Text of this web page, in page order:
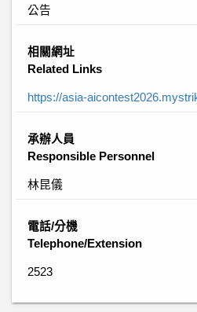
公告
相關網址
Related Links
https://asia-
承辦人員
Responsible Personnel
林昆儀
電話/分機
Telephone/Extension
2523